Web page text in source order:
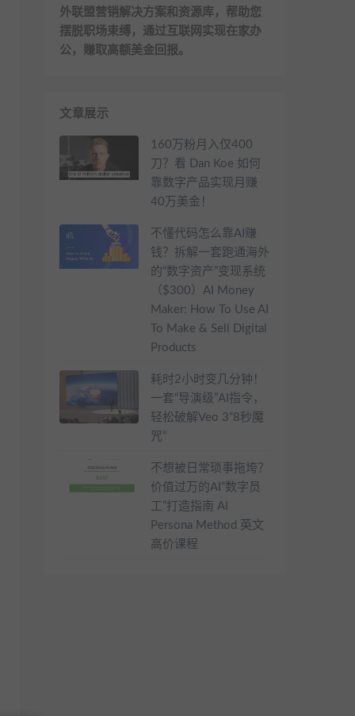
外联盟营销解决方案和资源库，帮助您
摆脱职场束缚，通过互联网实现在家办
公，赚取高额美金回报。
文章展示
160万粉月入仅400
刀？看 Dan Koe 如何
靠数字产品实现月赚
40万美金！
不懂代码怎么靠AI赚
钱？拆解一套跑通海外
的“数字资产”变现系统
（$300）AI Money
Maker: How To Use AI
To Make & Sell Digital
Products
耗时2小时变几分钟！
一套“导演级”AI指令，
轻松破解Veo 3“8秒魔
咒”
不想被日常琐事拖垮？
价值过万的AI“数字员
工”打造指南 AI
Persona Method 英文
高价课程